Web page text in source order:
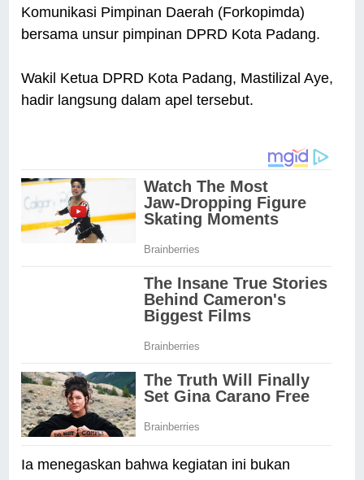
Komunikasi Pimpinan Daerah (Forkopimda)
bersama unsur pimpinan DPRD Kota Padang.
Wakil Ketua DPRD Kota Padang, Mastilizal Aye,
hadir langsung dalam apel tersebut.
Ia menegaskan bahwa kegiatan ini bukan